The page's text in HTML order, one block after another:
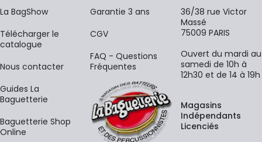
La BagShow
​Télécharger le
catalogue
Nous contacter
Guides La
Baguetterie
Baguetterie Shop
Online
Garantie 3 ans
CGV
FAQ - Questions
Fréquentes
36/38 rue Victor
Massé
75009 PARIS
Ouvert du mardi au
samedi de 10h à
12h30 et de 14 à 19h
Magasins
Indépendants
Licenciés